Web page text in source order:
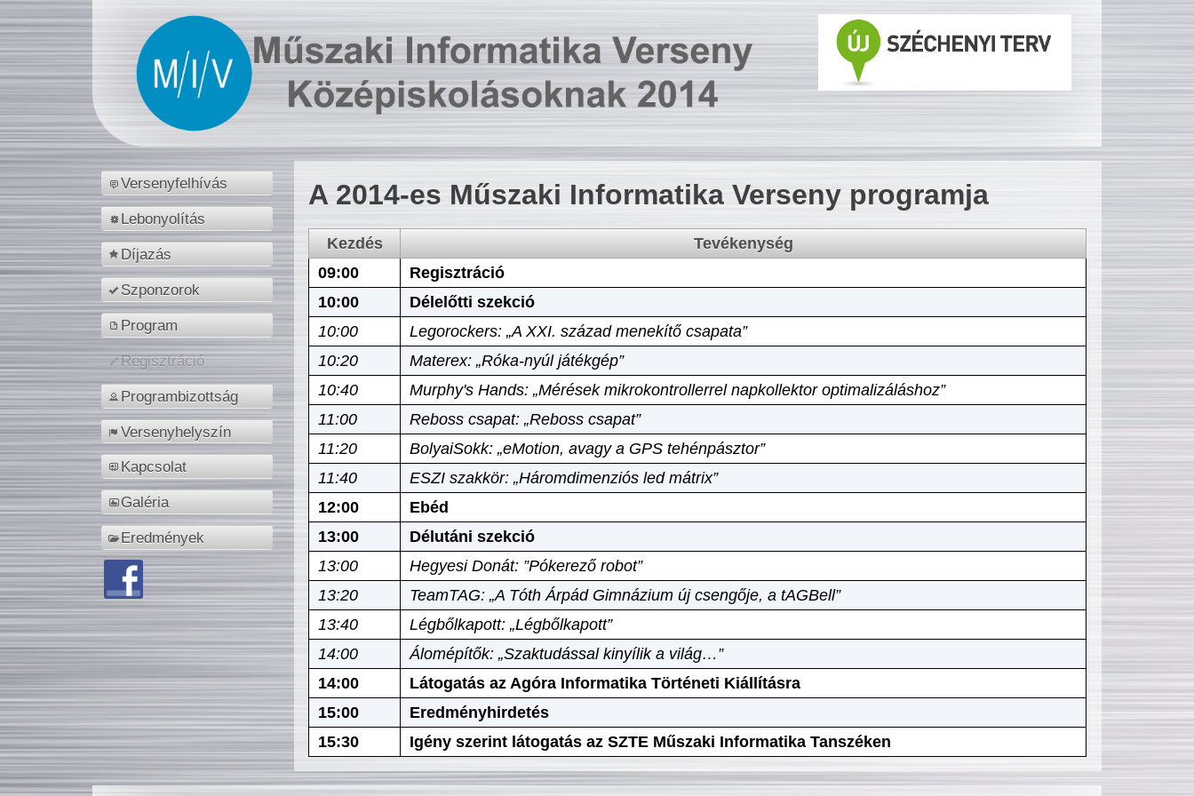
Versenyfelhívás
Lebonyolítás
Díjazás
Szponzorok
Program
Regisztráció
Programbizottság
Versenyhelyszín
Kapcsolat
Galéria
Eredmények
A 2014-es Műszaki Informatika Verseny programja
Kezdés
Tevékenység
09:00
Regisztráció
10:00
Délelőtti szekció
10:00
Legorockers: „A XXI. század menekítő csapata”
10:20
Materex: „Róka-nyúl játékgép”
10:40
Murphy's Hands: „Mérések mikrokontrollerrel napkollektor optimalizáláshoz”
11:00
Reboss csapat: „Reboss csapat”
11:20
BolyaiSokk: „eMotion, avagy a GPS tehénpásztor”
11:40
ESZI szakkör: „Háromdimenziós led mátrix”
12:00
Ebéd
13:00
Délutáni szekció
13:00
Hegyesi Donát: ”Pókerező robot”
13:20
TeamTAG: „A Tóth Árpád Gimnázium új csengője, a tAGBell”
13:40
Légbőlkapott: „Légbőlkapott”
14:00
Álomépítők: „Szaktudással kinyílik a világ…”
14:00
Látogatás az Agóra Informatika Történeti Kiállításra
15:00
Eredményhirdetés
15:30
Igény szerint látogatás az SZTE Műszaki Informatika Tanszéken